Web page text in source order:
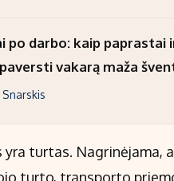
po darbo: kaip paprastai
vakarą maža
Snarskis
turtas. Nagrinėjama,
turto, transporto